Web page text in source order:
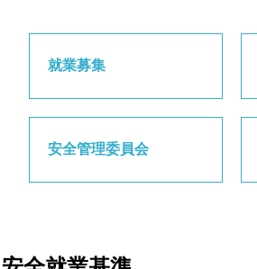
就業募集
安全管理委員会